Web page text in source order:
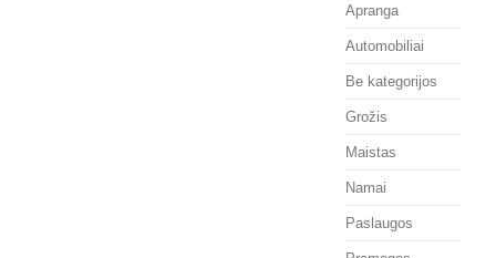
Apranga
Automobiliai
Be kategorijos
Grožis
Maistas
Namai
Paslaugos